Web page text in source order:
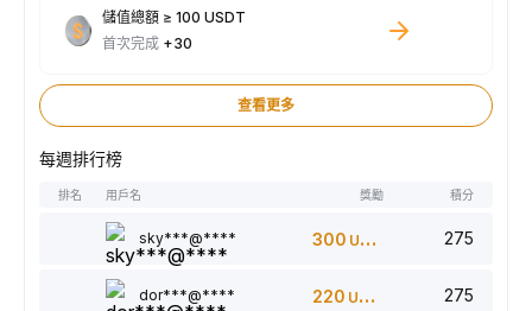
儲值總額 ≥ 100 USDT
首次完成 +30
查看更多
每週排行榜
排名 用戶名 獎勵 積分
sky***@**** 300 USDT 275
dor***@**** 220 USDT 275